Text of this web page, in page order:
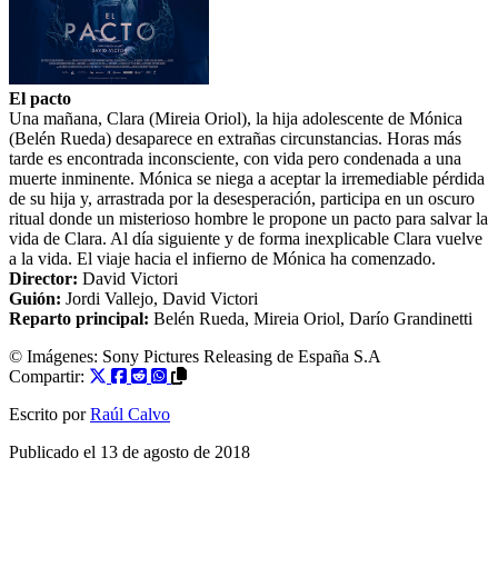
El pacto
Una mañana, Clara (Mireia Oriol), la hija adolescente de Mónica
(Belén Rueda) desaparece en extrañas circunstancias. Horas más
tarde es encontrada inconsciente, con vida pero condenada a una
muerte inminente. Mónica se niega a aceptar la irremediable pérdida
de su hija y, arrastrada por la desesperación, participa en un oscuro
ritual donde un misterioso hombre le propone un pacto para salvar la
vida de Clara. Al día siguiente y de forma inexplicable Clara vuelve
a la vida. El viaje hacia el infierno de Mónica ha comenzado.
Director: David Victori
Guión: Jordi Vallejo, David Victori
Reparto principal: Belén Rueda, Mireia Oriol, Darío Grandinetti
© Imágenes: Sony Pictures Releasing de España S.A
Compartir:
Escrito por Raúl Calvo
Publicado el 13 de agosto de 2018